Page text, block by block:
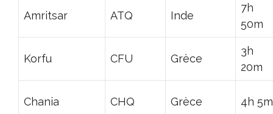
Amritsar ATQ Inde
7h
50m
Korfu CFU Grèce
3h
20m
Chania CHQ Grèce 4h 5m